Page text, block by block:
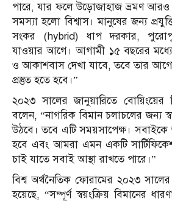
পারে, যার ফলে উড়োজাহাজ ভ্রমণ আরও
সমস্যা হলো বিশ্বাস। মানুষের জন্য
সংকর (hybrid) ধাপ দরকার, পুরোপুরি
যাওয়ার আগে। আগামী ১৫ বছরের মধ্যে
ও আকাশবাস দেখা যাবে, তবে তার
প্রস্তুত হতে হবে।”
২০২৩ সালের জানুয়ারিতে
বলেন, “নাগরিক বিমান চলাচলের জন্য
উঠবে। তবে এটি সময়সাপেক্ষ। সবাইকে
হবে এবং আমরা এমন একটি
চাই যাতে সবাই আস্থা রাখতে পারে।”
বিশ্ব অর্থনৈতিক ফোরামের ২০২৩
হয়েছে, “সম্পূর্ণ স্বয়ংক্রিয় বিমানের